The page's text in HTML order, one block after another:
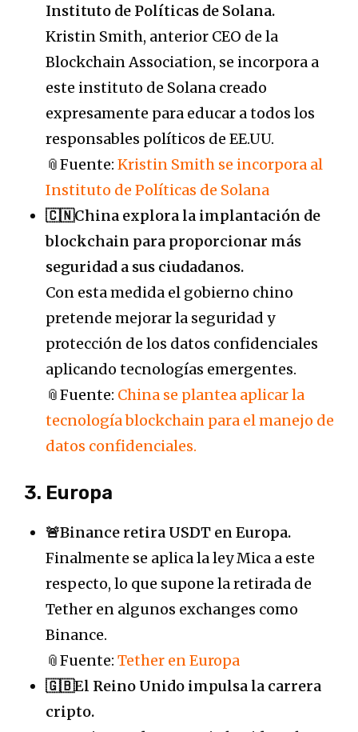
Instituto de Políticas de Solana.
Kristin Smith, anterior CEO de la
Blockchain Association, se incorpora a
este instituto de Solana creado
expresamente para educar a todos los
responsables políticos de EE.UU.
📎Fuente: Kristin Smith se incorpora al
Instituto de Políticas de Solana
🇨🇳China explora la implantación de
blockchain para proporcionar más
seguridad a sus ciudadanos.
Con esta medida el gobierno chino
pretende mejorar la seguridad y
protección de los datos confidenciales
aplicando tecnologías emergentes.
📎Fuente: China se plantea aplicar la
tecnología blockchain para el manejo de
datos confidenciales.
3. Europa
🚨Binance retira USDT en Europa.
Finalmente se aplica la ley Mica a este
respecto, lo que supone la retirada de
Tether en algunos exchanges como
Binance.
📎Fuente: Tether en Europa
🇬🇧El Reino Unido impulsa la carrera
cripto.